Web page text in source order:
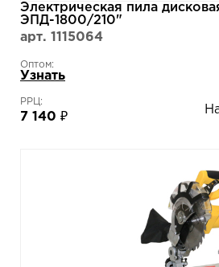
Электрическая пила
ЭПД-1800/210"
арт. 1115064
Оптом:
Узнать
РРЦ:
7 140 ₽